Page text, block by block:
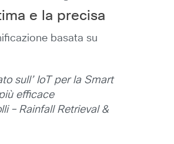
e la precisa
basata su
sull’ IoT per la Smart
efficace
– Rainfall Retrieval &